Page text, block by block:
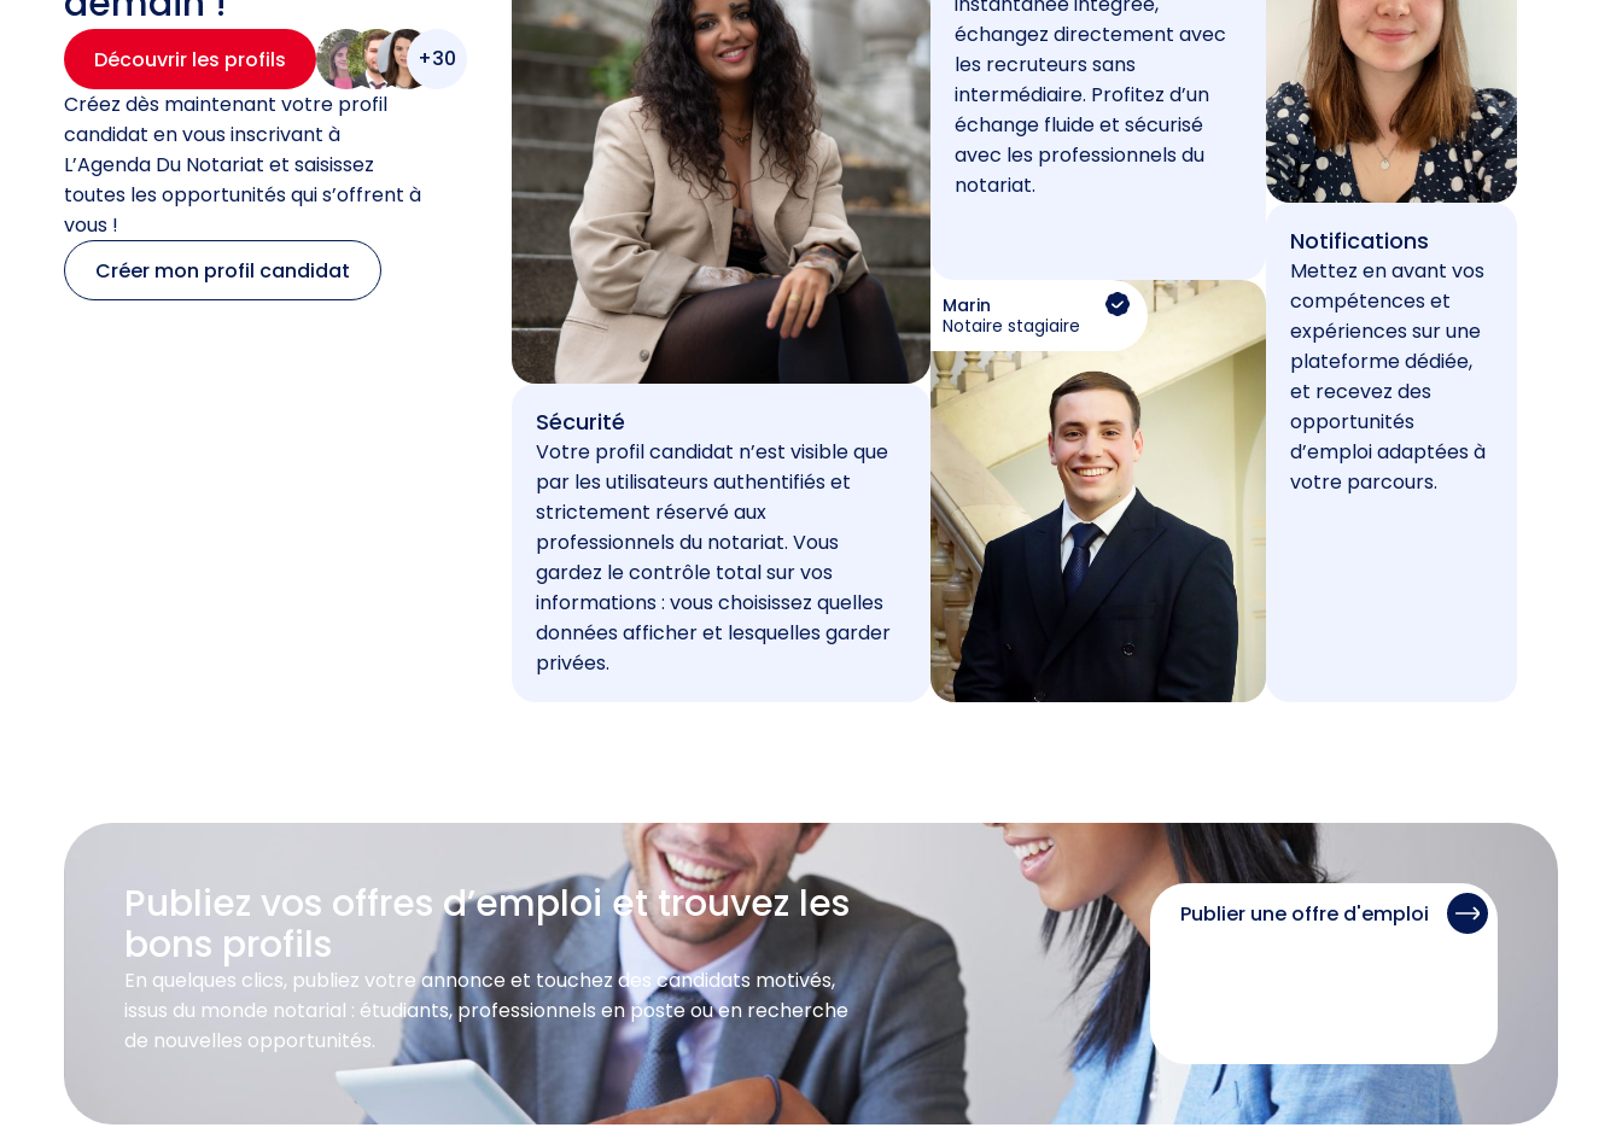
Découvrir les profils
+30
Créez dès maintenant votre profil
candidat en vous inscrivant à
L’Agenda Du Notariat et saisissez
toutes les opportunités qui s’offrent à
vous !
Créer mon profil candidat
Sécurité
Votre profil candidat n’est visible que
par les utilisateurs authentifiés et
strictement réservé aux
professionnels du notariat. Vous
gardez le contrôle total sur vos
informations : vous choisissez quelles
données afficher et lesquelles garder
privées.
échangez directement avec
les recruteurs sans
intermédiaire. Profitez d’un
échange fluide et sécurisé
avec les professionnels du
notariat.
Marin
Notaire stagiaire
Notifications
Mettez en avant vos
compétences et
expériences sur une
plateforme dédiée,
et recevez des
opportunités
d’emploi adaptées à
votre parcours.
Publiez vos offres d’emploi et trouvez les
bons profils
En quelques clics, publiez votre annonce et touchez des candidats motivés,
issus du monde notarial : étudiants, professionnels en poste ou en recherche
de nouvelles opportunités.
Publier une offre d'emploi